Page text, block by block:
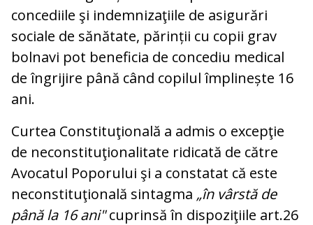
concediile şi indemnizaţiile de asigurări
sociale de sănătate, părinții cu copii grav
bolnavi pot beneficia de concediu medical
de îngrijire până când copilul împlinește 16
ani.
Curtea Constituţională a admis o excepţie
de neconstituţionalitate ridicată de către
Avocatul Poporului şi a constatat că este
neconstituţională sintagma „în vârstă de
până la 16 ani"cuprinsă în dispoziţiile art.26